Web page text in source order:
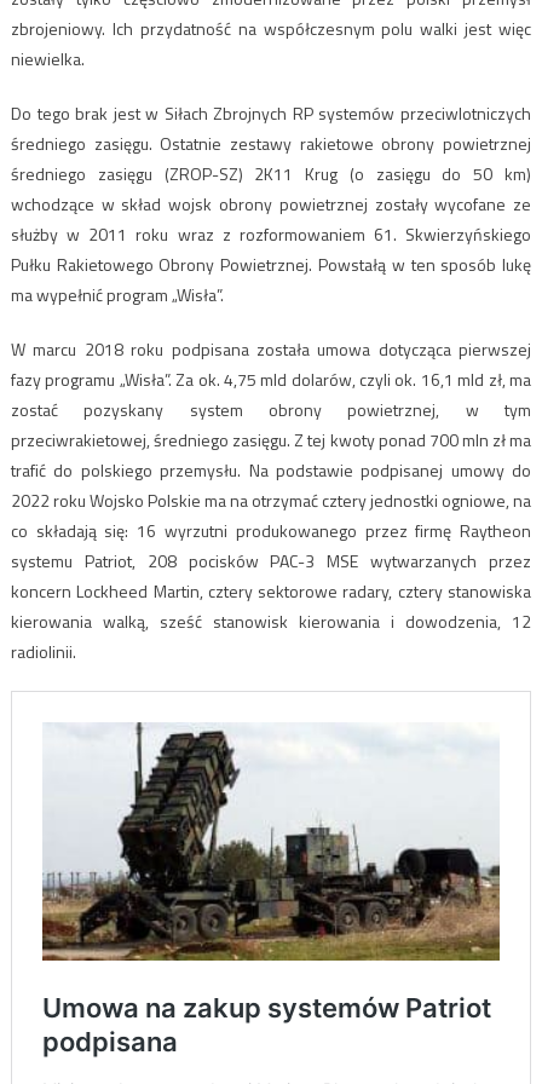
zbrojeniowy. Ich przydatność na współczesnym polu walki jest więc
niewielka.
Do tego brak jest w Siłach Zbrojnych RP systemów przeciwlotniczych
średniego zasięgu. Ostatnie zestawy rakietowe obrony powietrznej
średniego zasięgu (ZROP-SZ) 2K11 Krug (o zasięgu do 50 km)
wchodzące w skład wojsk obrony powietrznej zostały wycofane ze
służby w 2011 roku wraz z rozformowaniem 61. Skwierzyńskiego
Pułku Rakietowego Obrony Powietrznej. Powstałą w ten sposób lukę
ma wypełnić program „Wisła”.
W marcu 2018 roku podpisana została umowa dotycząca pierwszej
fazy programu „Wisła”. Za ok. 4,75 mld dolarów, czyli ok. 16,1 mld zł, ma
zostać pozyskany system obrony powietrznej, w tym
przeciwrakietowej, średniego zasięgu. Z tej kwoty ponad 700 mln zł ma
trafić do polskiego przemysłu. Na podstawie podpisanej umowy do
2022 roku Wojsko Polskie ma na otrzymać cztery jednostki ogniowe, na
co składają się: 16 wyrzutni produkowanego przez firmę Raytheon
systemu Patriot, 208 pocisków PAC-3 MSE wytwarzanych przez
koncern Lockheed Martin, cztery sektorowe radary, cztery stanowiska
kierowania walką, sześć stanowisk kierowania i dowodzenia, 12
radiolinii.